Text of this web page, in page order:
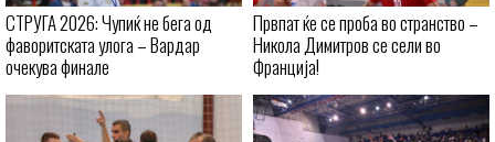
СТРУГА 2026: Чупиќ не бега од
фаворитската улога – Вардар
очекува финале
Првпат ќе се проба во странство –
Никола Димитров се сели во
Франција!